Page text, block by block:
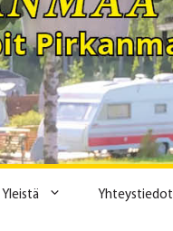
Yleistä Yhteystiedot